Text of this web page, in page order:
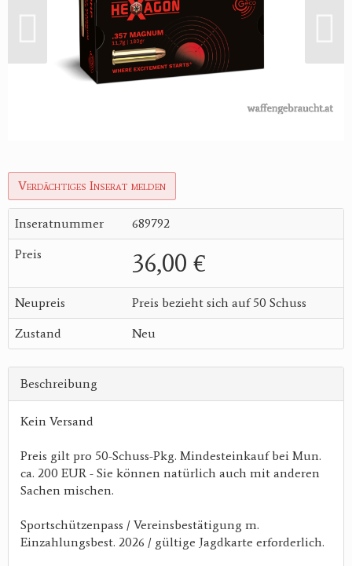
Verdächtiges Inserat melden
Inseratnummer 689792
Preis 36,00 €
Neupreis Preis bezieht sich auf 50 Schuss
Zustand Neu
Beschreibung
Kein Versand
Preis gilt pro 50-Schuss-Pkg. Mindesteinkauf bei Mun.
ca. 200 EUR - Sie können natürlich auch mit anderen
Sachen mischen.
Sportschützenpass / Vereinsbestätigung m.
Einzahlungsbest. 2026 / gültige Jagdkarte erforderlich.